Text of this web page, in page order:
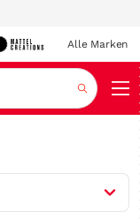
Alle Marken
Suche